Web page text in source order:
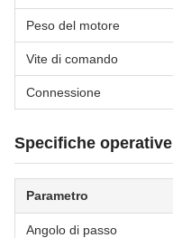
Peso del motore
Vite di comando
Connessione
Specifiche operative
Parametro
Angolo di passo